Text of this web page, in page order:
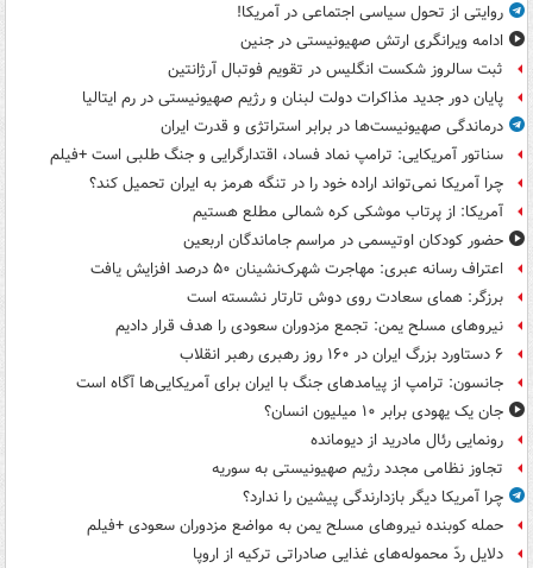
روایتی از تحول سیاسی اجتماعی در آمریکا!
ادامه ویرانگری ارتش صهیونیستی در جنین
ثبت سالروز شکست انگلیس در تقویم فوتبال آرژانتین
پایان دور جدید مذاکرات دولت لبنان و رژیم صهیونیستی در رم ایتالیا
درماندگی صهیونیست‌ها در برابر استراتژی و قدرت ایران
سناتور آمریکایی: ترامپ نماد فساد، اقتدارگرایی و جنگ طلبی است +فیلم
چرا آمریکا نمی‌تواند اراده خود را در تنگه هرمز به ایران تحمیل کند؟
آمریکا: از پرتاب موشکی کره شمالی مطلع هستیم
حضور کودکان اوتیسمی در مراسم جاماندگان اربعین
اعتراف رسانه عبری: مهاجرت شهرک‌نشینان ۵۰ درصد افزایش یافت
برزگر: همای سعادت روی دوش تارتار نشسته است
نیروهای مسلح یمن: تجمع مزدوران سعودی را هدف قرار دادیم
۶ دستاورد بزرگ ایران در ۱۶۰ روز رهبری رهبر انقلاب
جانسون: ترامپ از پیامدهای جنگ با ایران برای آمریکایی‌ها آگاه است
جان یک یهودی برابر ۱۰ میلیون انسان؟
رونمایی رئال مادرید از دیومانده
تجاوز نظامی مجدد رژیم صهیونیستی به سوریه
چرا آمریکا دیگر بازدارندگی پیشین را ندارد؟
حمله کوبنده نیروهای مسلح یمن به مواضع مزدوران سعودی +فیلم
دلایل ردّ محموله‌های غذایی صادراتی ترکیه از اروپا